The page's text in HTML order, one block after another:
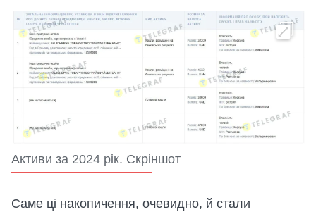
Активи за 2024 рік. Скріншот
Саме ці накопичення, очевидно, й стали